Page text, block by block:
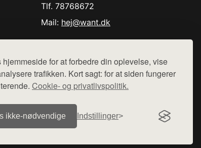
for at forbedre din oplevelse, vise
trafikken. Kort sagt: for at siden fungerer
Cookie- og privatlivspolitik.
ikke‑nødvendige Indstillinger
Tlf. 78768672
Mail: hej@want.dk
ikke varer fra denne side - vi henviser til de shops,